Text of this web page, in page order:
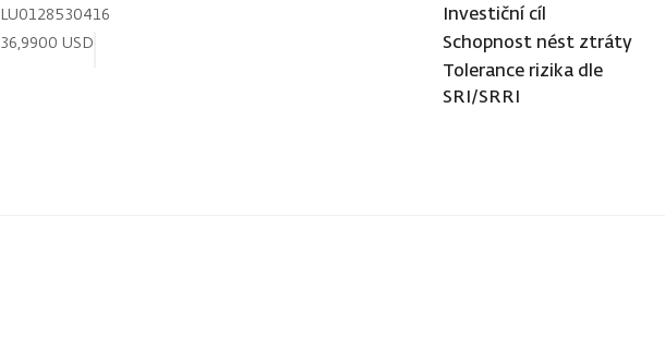
LU0128530416
36,9900 USD
Investiční cíl
Schopnost nést ztráty
Tolerance rizika dle
SRI/SRRI